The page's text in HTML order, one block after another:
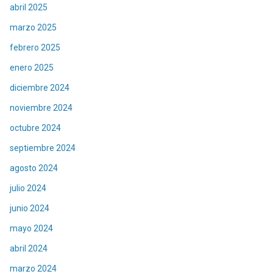
abril 2025
marzo 2025
febrero 2025
enero 2025
diciembre 2024
noviembre 2024
octubre 2024
septiembre 2024
agosto 2024
julio 2024
junio 2024
mayo 2024
abril 2024
marzo 2024